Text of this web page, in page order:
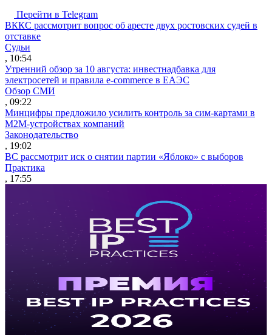
Перейти в Telegram
ВККС рассмотрит вопрос об аресте двух ростовских судей в
отставке
Судьи
, 10:54
Утренний обзор за 10 августа: инвестнадбавка для
электросетей и правила e-commerce в ЕАЭС
Обзор СМИ
, 09:22
Минцифры предложило усилить контроль за сим-картами в
M2M-устройствах компаний
Законодательство
, 19:02
ВС рассмотрит иск о снятии партии «Яблоко» с выборов
Практика
, 17:55